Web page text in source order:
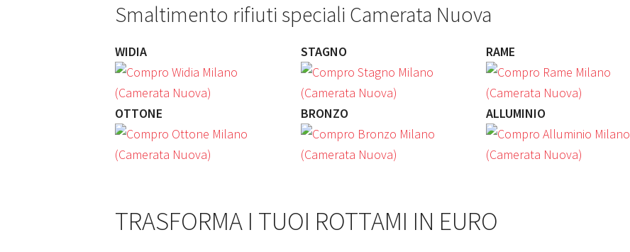
Smaltimento rifiuti speciali Camerata Nuova
WIDIA STAGNO RAME
OTTONE BRONZO ALLUMINIO
TRASFORMA I TUOI ROTTAMI IN EURO